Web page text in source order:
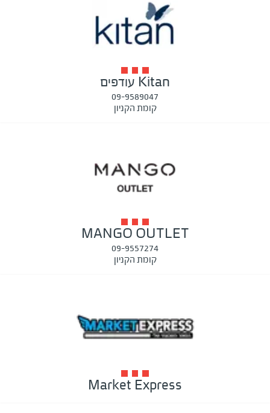
Kitan עודפים
09-9589047
קומת הקניון
MANGO OUTLET
09-9557274
קומת הקניון
Market Express